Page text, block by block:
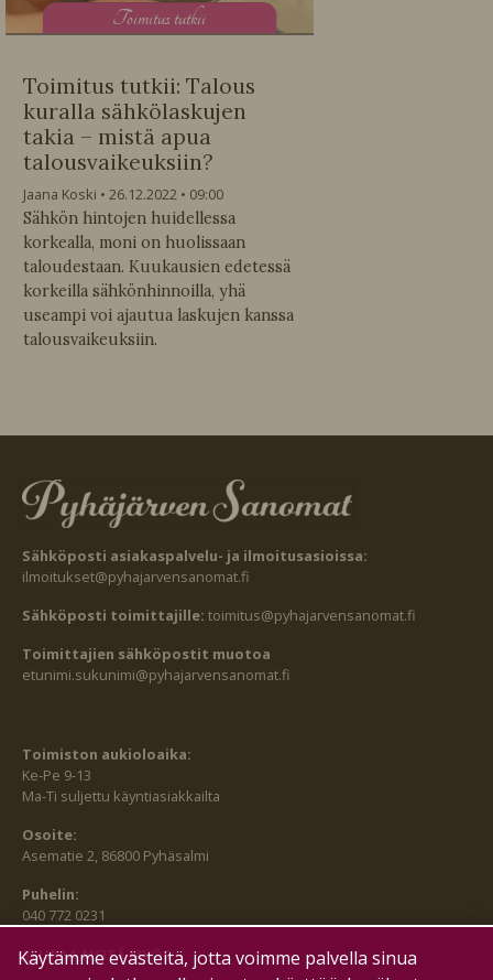
Toimitus tutkii
Toimitus tutkii: Talous
kuralla sähkölaskujen
takia – mistä apua
talousvaikeuksiin?
Jaana Koski 26.12.2022
09:00
Sähkön hintojen huidellessa
korkealla, moni on huolissaan
taloudestaan. Kuukausien edetessä
korkeilla sähkönhinnoilla, yhä
useampi voi ajautua laskujen kanssa
talousvaikeuksiin.
Sähköposti asiakaspalvelu- ja ilmoitusasioissa:
ilmoitukset@pyhajarvensanomat.fi
Sähköposti toimittajille: toimitus@pyhajarvensanomat.fi
Toimittajien sähköpostit muotoa
etunimi.sukunimi@pyhajarvensanomat.fi
Toimiston aukioloaika:
Ke-Pe 9-13
Ma-Ti suljettu käyntiasiakkailta
Osoite:
Asematie 2, 86800 Pyhäsalmi
Puhelin:
040 772 0231
SEURAA MEITÄ MYÖS:
Käytämme evästeitä, jotta voimme palvella sinua